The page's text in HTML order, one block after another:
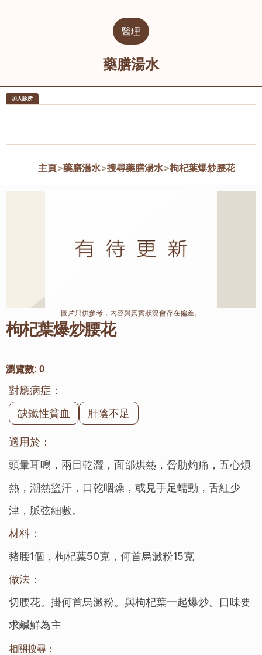
醫理
藥膳湯水
加入診所
主頁>藥膳湯水>搜尋藥膳湯水>枸杞葉爆炒腰花
枸杞葉爆炒腰花
瀏覽數: 0
對應病症：
缺鐵性貧血
肝陰不足
適用於：
頭暈耳鳴，兩目乾澀，面部烘熱，脅肋灼痛，五心煩
熱，潮熱盜汗，口乾咽燥，或見手足蠕動，舌紅少
津，脈弦細數。
材料：
豬腰1個，枸杞葉50克，何首烏澱粉15克
做法：
切腰花。掛何首烏澱粉。與枸杞葉一起爆炒。口味要
求鹹鮮為主
相關搜尋：
圖片只供參考，內容與真實狀況會存在偏差。